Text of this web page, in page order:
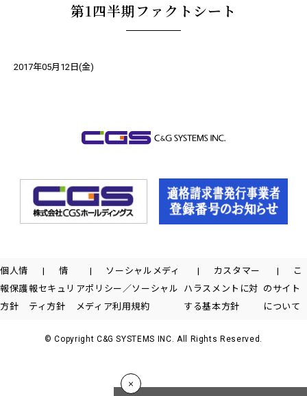
第1四半期ファクトシート
2017年05月12日(金)
個人情
報保護
方針
情
報セキュリ
ティ方針
ソーシャルメディ
アポリシー／ソーシャル
メディア利用規約
カスタマー
ハラスメントに対
する基本方針
こ
のサイト
について
© Copyright C&G SYSTEMS INC. All Rights Reserved.